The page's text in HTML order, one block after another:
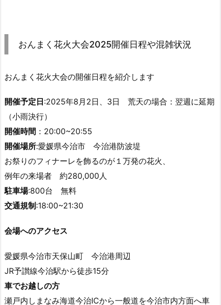
おんまく花火大会2025開催日程や混雑状況
おんまく花火大会の開催日程を紹介します
開催予定日:2025年8月2日、3日 荒天の場合：翌週に延期
（小雨決行）
開催時間 ：20:00~20:55
開催場所:愛媛県今治市 今治港防波堤
お祭りのフィナーレを飾るのが１万発の花火、
例年の来場者 約280,000人
駐車場:800台 無料
交通規制 :18:00~21:30
会場へのアクセス
愛媛県今治市天保山町 今治港周辺
JR予讃線今治駅から徒歩15分
車でお越しの方
瀬戸内しまなみ海道今治ICから一般道を今治市内方面へ車